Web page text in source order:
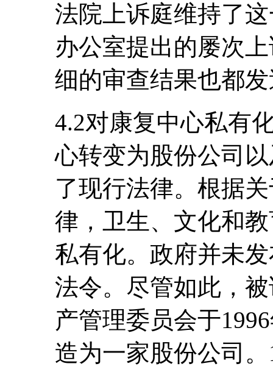
法院上诉庭维持了
办公室提出的屡次
细的审查结果也都
4.2对康复中心私有
心转变为股份公司
了现行法律。根据
律，卫生、文化和
私有化。政府并未
法令。尽管如此，
产管理委员会于
造为一家股份公司